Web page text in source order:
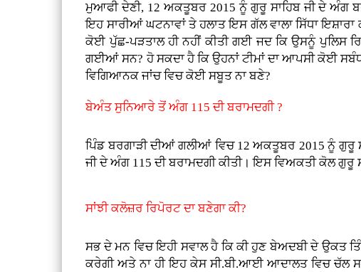
ਮੁਆਫੀ ਦੇਣੀ, 12 ਅਕਤੂਬਰ 2015 ਨੂੰ ਗੁਰੂ ਸਾਹਿਬ ਜੀ ਦੇ ਅੰਗ
ਇਹ ਸਾਰੀਆਂ ਘਟਨਾਵਾਂ ਤੇ ਹਲਾਤ ਇਸ ਗੱਲ ਵਾਲਾ ਸਿੱਧਾ
ਕੋਈ ਪੁੱਛ-ਪੜਤਾਲ ਹੀ ਨਹੀਂ ਕੀਤੀ ਗਈ ਜਦ ਕਿ ਉਸਨੂੰ ਪੁਲਿਸ
ਗਈਆਂ ਸਨ? ਹੋ ਸਕਦਾ ਹੈ ਕਿ ਉਹਨਾਂ ਟੀਮਾਂ ਦਾ ਆਪਸੀ ਕੋਈ
ਵਿਗਿਆਨਕ ਜਾਂਚ ਵਿਚ ਕੋਈ ਸਬੂਤ ਨਾ ਬਣੇ?
ਬੇਅੰਤ ਸੁਨਿਆਰੇ ਤੋਂ ਅੰਗ 115 ਦੀ ਬਰਾਮਦਗੀ ?
ਪਿੰਡ ਬਰਗਾੜੀ ਦੀਆਂ ਗਲੀਆਂ ਵਿਚ 12 ਅਕਤੂਬਰ 2015 ਨੂੰ
ਜੀ ਦੇ ਅੰਗ 115 ਦੀ ਬਰਾਮਦਗੀ ਕੀਤੀ। ਇਸ ਵਿਅਕਤੀ ਕੋਲ ਗੁਰੂ
ਸਾਂਝੀ ਕਲੋਜ਼ਰ ਰਿਪੋਰਟ ਦਾ ਬਣੇਗਾ ਕੀ?
ਸਭ ਦੇ ਮਨ ਵਿਚ ਇਹੀ ਸਵਾਲ ਹੈ ਕਿ ਕੀ ਹੁਣ ਬੇਅਦਬੀ ਦੇ ਉਕਤ
ਕਰੇਗੀ ਅਤੇ ਨਾ ਹੀ ਇਹ ਕੇਸ ਸੀ.ਬੀ.ਆਈ ਆਦਾਲਤ ਵਿਚ ਚੱਲ